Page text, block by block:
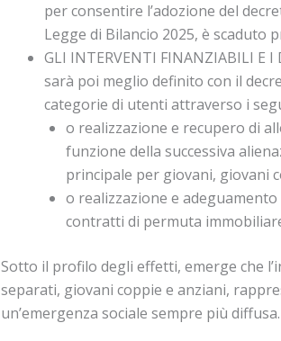
per consentire l’adozione del
Legge di Bilancio 2025, è scaduto
GLI INTERVENTI FINANZIABILI
sarà poi meglio definito con il
categorie di utenti attraverso i
o realizzazione e recupero di
funzione della successiva
principale per giovani, giovani
o realizzazione e
contratti di permuta
Sotto il profilo degli effetti, emerge che
separati, giovani coppie e anziani,
un’emergenza sociale sempre più diffusa.